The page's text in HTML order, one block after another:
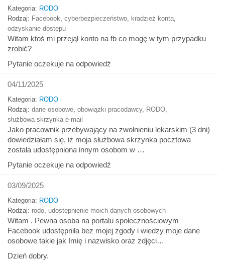
Kategoria: RODO
Rodzaj: Facebook cyberbezpieczeństwo kradzież konta
odzyskanie dostępu
Witam ktoś mi przejął konto na fb co mogę w tym przypadku
zrobić?
Pytanie oczekuje na odpowiedź
04/11/2025
Kategoria: RODO
Rodzaj: dane osobowe obowiązki pracodawcy, RODO
służbowa skrzynka e-mail
Jako pracownik przebywający na zwolnieniu lekarskim (3 dni)
dowiedziałam się, iż moja służbowa skrzynka pocztowa
została udostępniona innym osobom w …
Pytanie oczekuje na odpowiedź
03/09/2025
Kategoria: RODO
Rodzaj: rodo udostępnienie moich danych osobowych
Witam . Pewna osoba na portalu społecznościowym
Facebook udostępniła bez mojej zgody i wiedzy moje dane
osobowe takie jak Imię i nazwisko oraz zdjęci…
Dzień dobry.